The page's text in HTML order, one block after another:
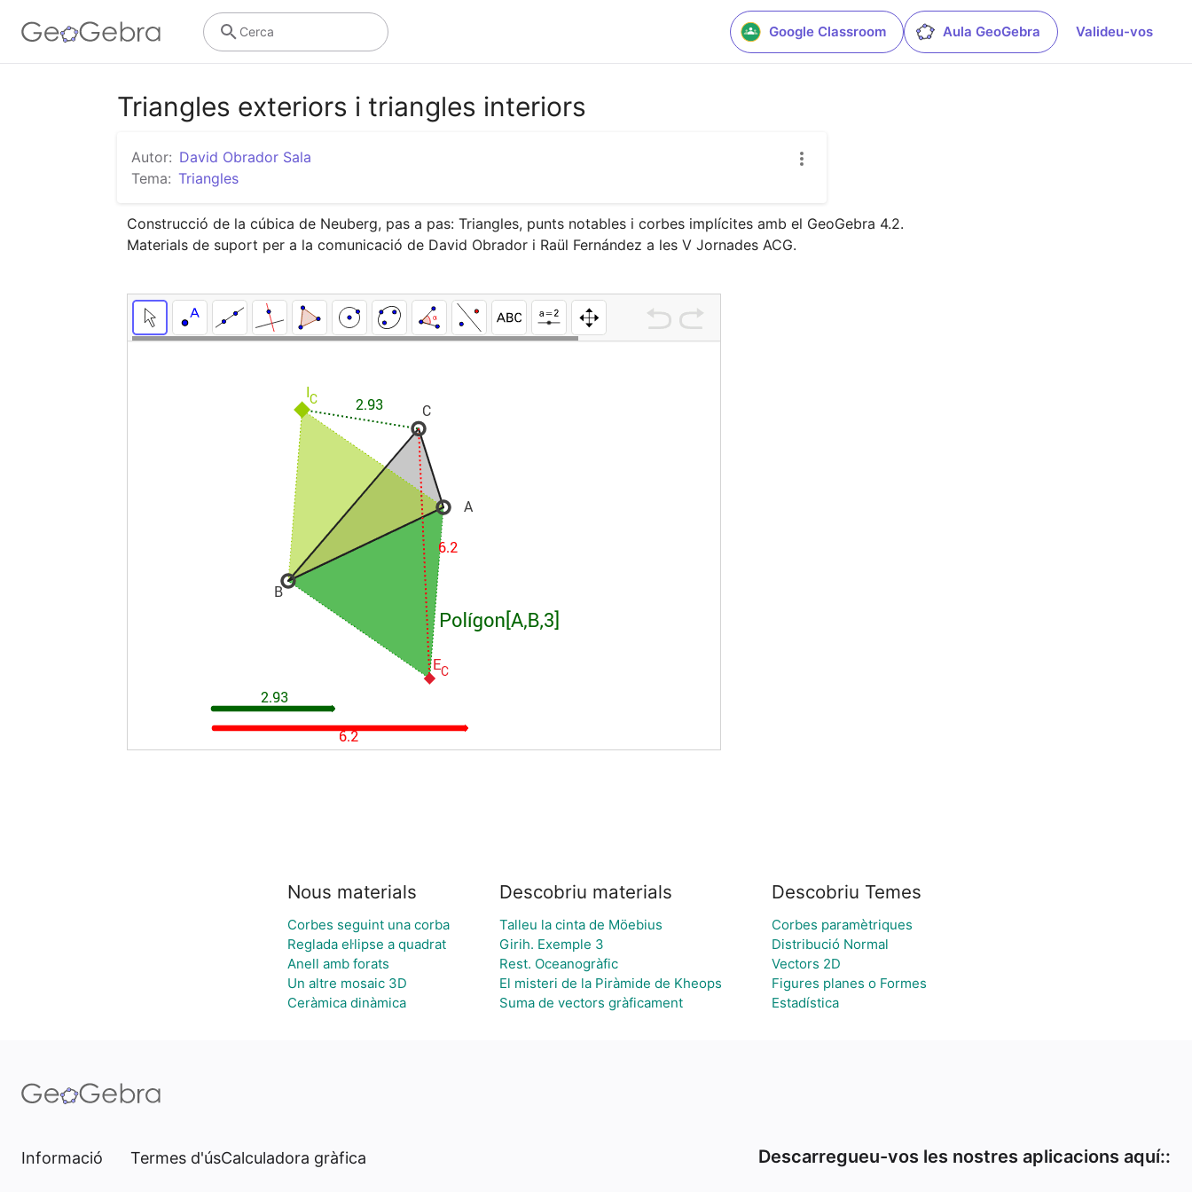
Google Classroom Aula GeoGebra Valideu-vos
Cerca
Triangles exteriors i triangles interiors
Autor: David Obrador Sala
Tema: Triangles
Construcció de la cúbica de Neuberg, pas a pas: Triangles, punts notables i corbes implícites amb el GeoGebra 4.2.
Materials de suport per a la comunicació de David Obrador i Raül Fernández a les V Jornades ACG.
Nous materials
Corbes seguint una corba
Reglada el·lipse a quadrat
Anell amb forats
Un altre mosaic 3D
Ceràmica dinàmica
Descobriu materials
Talleu la cinta de Möebius
Girih. Exemple 3
Rest. Oceanogràfic
El misteri de la Piràmide de Kheops
Suma de vectors gràficament
Descobriu Temes
Corbes paramètriques
Distribució Normal
Vectors 2D
Figures planes o Formes
Estadística
Informació Termes d'úsCalculadora gràfica Descarregueu-vos les nostres aplicacions aquí::